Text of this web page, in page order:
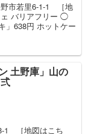
野市若里6-1-1 ［地
ェ バリアフリー ◯
」638円 ホットケー
土野庫」山の
1 ［地図はこち